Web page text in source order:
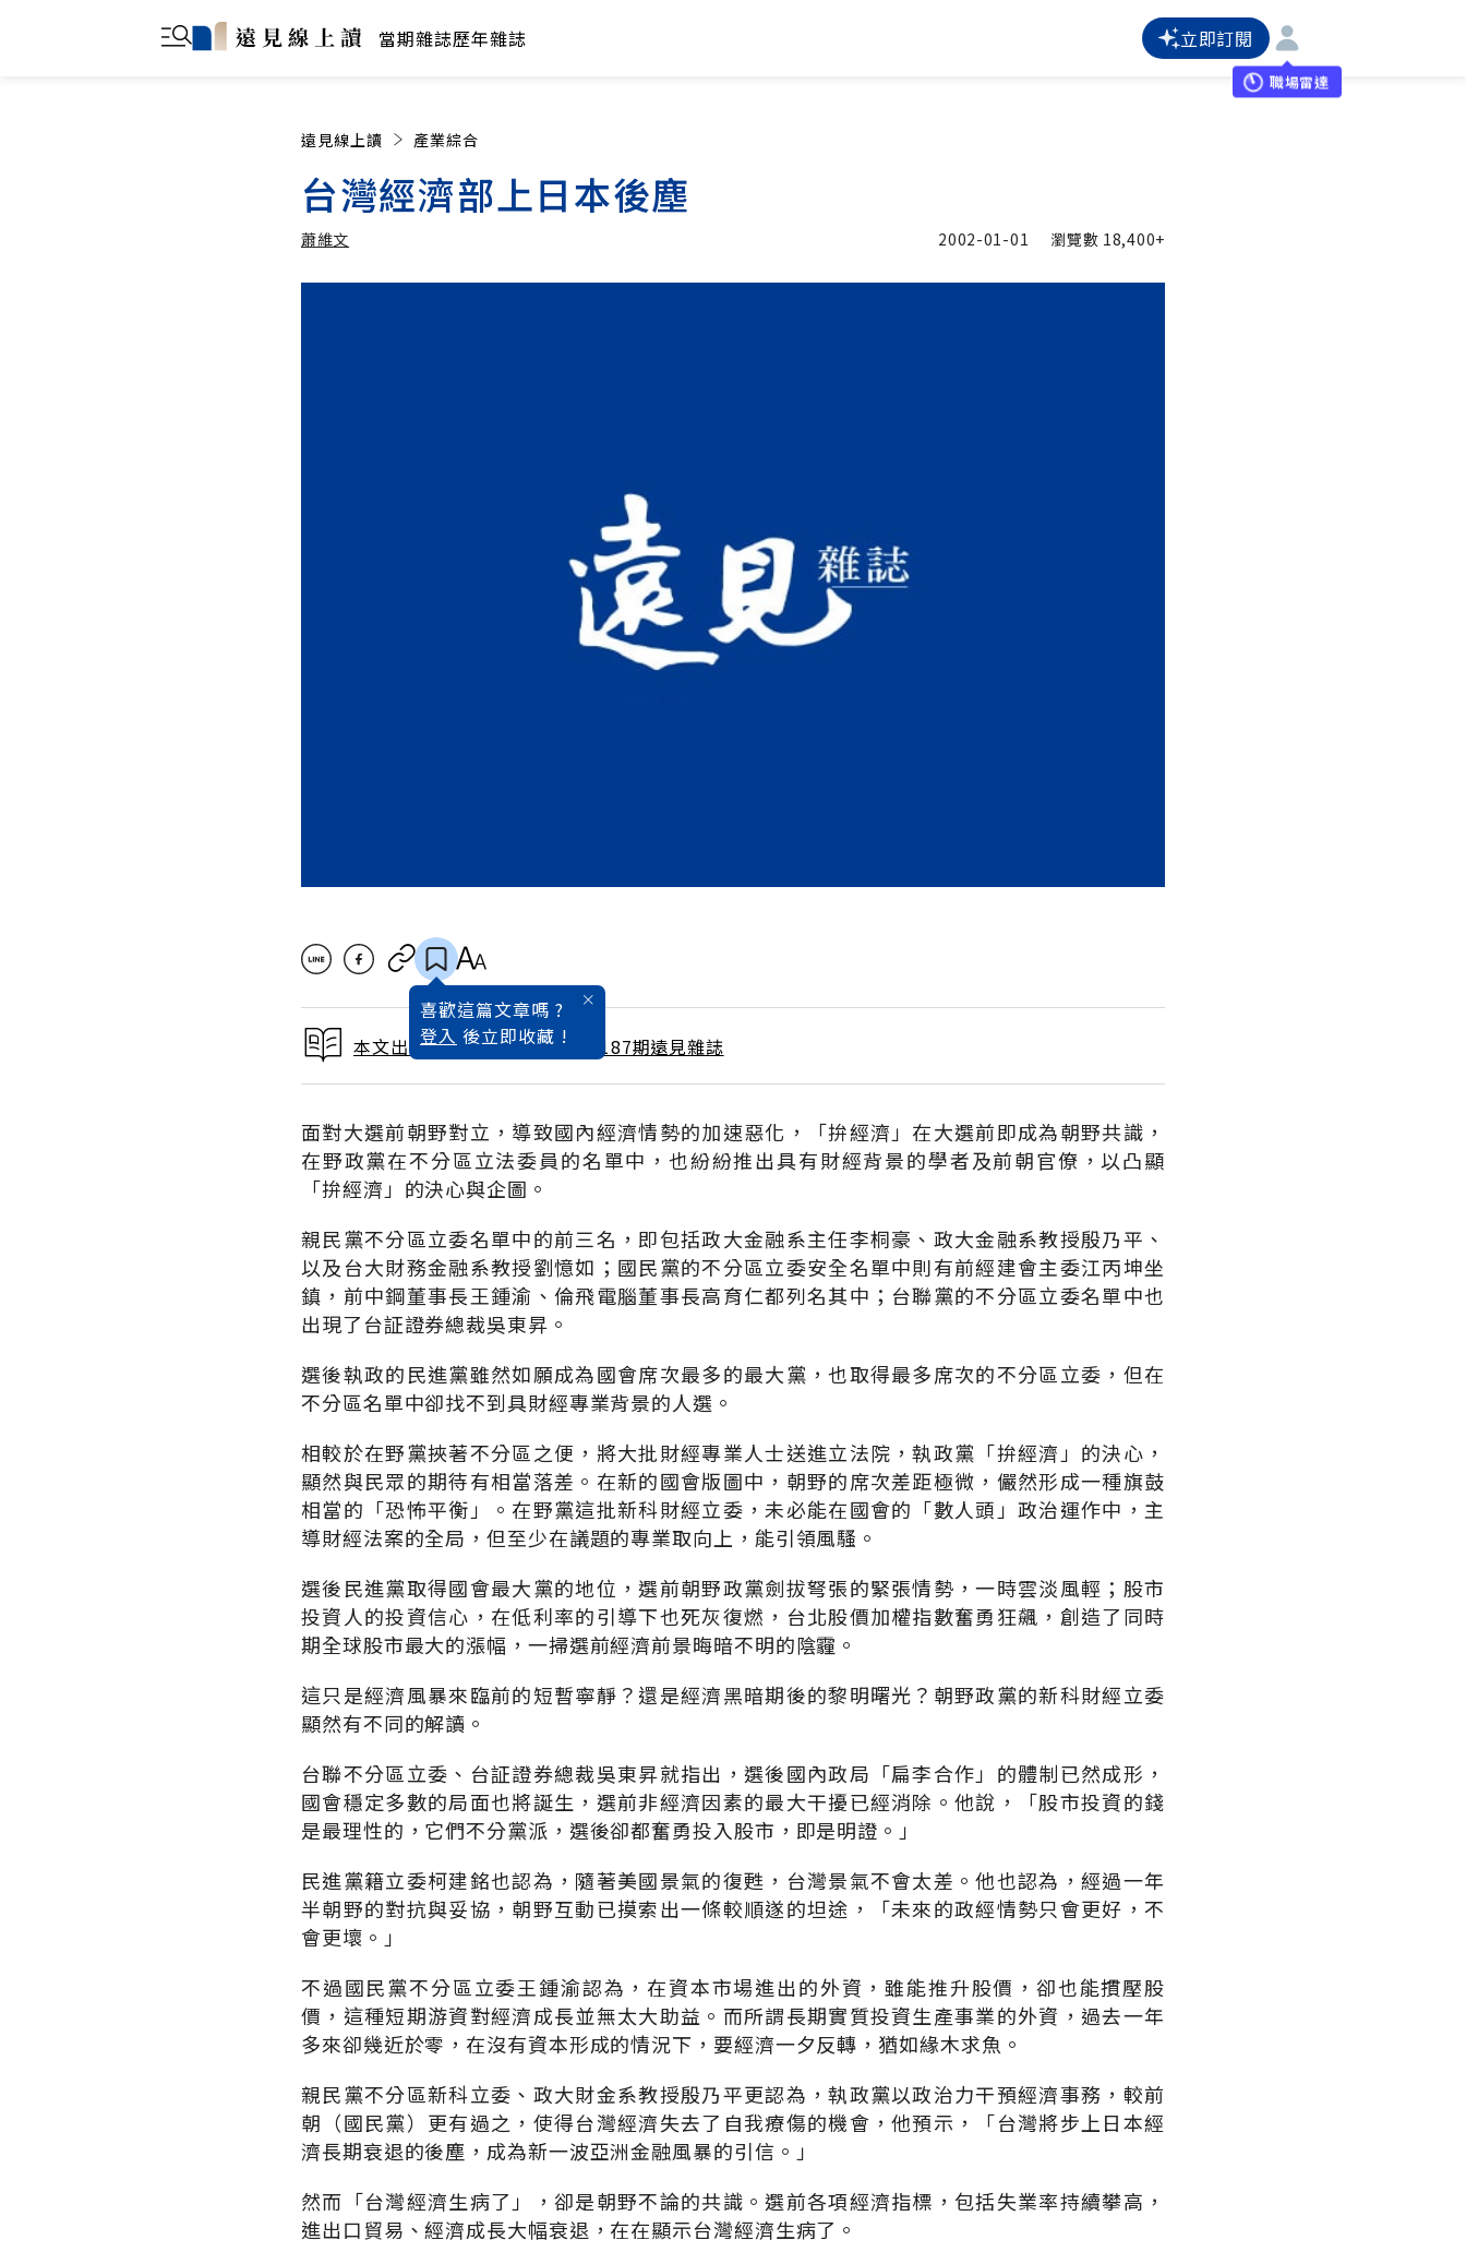
當期雜誌歷年雜誌 立即訂閱
職場雷達
遠見線上讀 產業綜合
台灣經濟部上日本後塵
蕭維文 2002-01-01 瀏覽數 18,400+
喜歡這篇文章嗎 ?
登入 後立即收藏 !
本文出自 2002 / 1月號雜誌 第187期遠見雜誌
面對大選前朝野對立，導致國內經濟情勢的加速惡化，「拚經濟」在大選前即成為朝野共識，
在野政黨在不分區立法委員的名單中，也紛紛推出具有財經背景的學者及前朝官僚，以凸顯
「拚經濟」的決心與企圖。
親民黨不分區立委名單中的前三名，即包括政大金融系主任李桐豪、政大金融系教授殷乃平、
以及台大財務金融系教授劉憶如；國民黨的不分區立委安全名單中則有前經建會主委江丙坤坐
鎮，前中鋼董事長王鍾渝、倫飛電腦董事長高育仁都列名其中；台聯黨的不分區立委名單中也
出現了台証證券總裁吳東昇。
選後執政的民進黨雖然如願成為國會席次最多的最大黨，也取得最多席次的不分區立委，但在
不分區名單中卻找不到具財經專業背景的人選。
相較於在野黨挾著不分區之便，將大批財經專業人士送進立法院，執政黨「拚經濟」的決心，
顯然與民眾的期待有相當落差。在新的國會版圖中，朝野的席次差距極微，儼然形成一種旗鼓
相當的「恐怖平衡」。在野黨這批新科財經立委，未必能在國會的「數人頭」政治運作中，主
導財經法案的全局，但至少在議題的專業取向上，能引領風騷。
選後民進黨取得國會最大黨的地位，選前朝野政黨劍拔弩張的緊張情勢，一時雲淡風輕；股市
投資人的投資信心，在低利率的引導下也死灰復燃，台北股價加權指數奮勇狂飆，創造了同時
期全球股市最大的漲幅，一掃選前經濟前景晦暗不明的陰霾。
這只是經濟風暴來臨前的短暫寧靜？還是經濟黑暗期後的黎明曙光？朝野政黨的新科財經立委
顯然有不同的解讀。
台聯不分區立委、台証證券總裁吳東昇就指出，選後國內政局「扁李合作」的體制已然成形，
國會穩定多數的局面也將誕生，選前非經濟因素的最大干擾已經消除。他說，「股市投資的錢
是最理性的，它們不分黨派，選後卻都奮勇投入股市，即是明證。」
民進黨籍立委柯建銘也認為，隨著美國景氣的復甦，台灣景氣不會太差。他也認為，經過一年
半朝野的對抗與妥協，朝野互動已摸索出一條較順遂的坦途，「未來的政經情勢只會更好，不
會更壞。」
不過國民黨不分區立委王鍾渝認為，在資本市場進出的外資，雖能推升股價，卻也能摜壓股
價，這種短期游資對經濟成長並無太大助益。而所謂長期實質投資生產事業的外資，過去一年
多來卻幾近於零，在沒有資本形成的情況下，要經濟一夕反轉，猶如緣木求魚。
親民黨不分區新科立委、政大財金系教授殷乃平更認為，執政黨以政治力干預經濟事務，較前
朝（國民黨）更有過之，使得台灣經濟失去了自我療傷的機會，他預示，「台灣將步上日本經
濟長期衰退的後塵，成為新一波亞洲金融風暴的引信。」
然而「台灣經濟生病了」，卻是朝野不論的共識。選前各項經濟指標，包括失業率持續攀高，
進出口貿易、經濟成長大幅衰退，在在顯示台灣經濟生病了。